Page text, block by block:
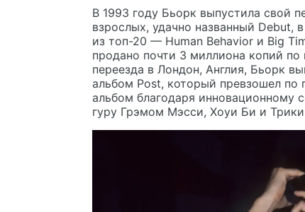
В 1993 году Бьорк выпустила свой
взрослых, удачно названный Debut,
из топ-20 — Human Behavior и Big
продано почти 3 миллиона копий
переезда в Лондон, Англия, Бьорк
альбом Post, который превзошел
альбом благодаря инновационному
гуру Грэмом Мэсси, Хоуи Би и